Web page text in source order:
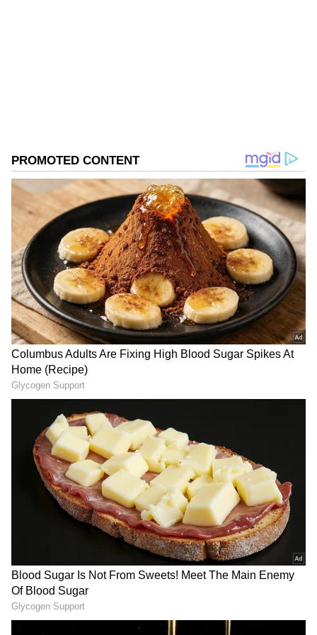
DOWNLOAD APP
RECOMMENDED STORIES